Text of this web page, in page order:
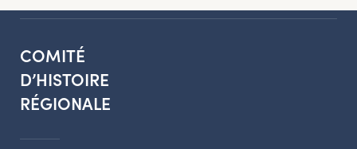
COMITÉ
D’HISTOIRE
RÉGIONALE